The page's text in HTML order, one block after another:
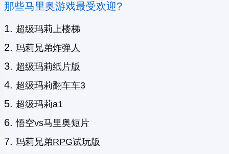
那些马里奥游戏最受欢迎?
超级玛莉上楼梯
玛莉兄弟炸弹人
超级玛莉纸片版
超级玛莉翻车车3
超级玛莉a1
悟空vs马里奥短片
玛莉兄弟RPG试玩版